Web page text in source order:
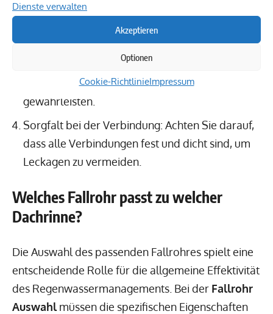
Dienste verwalten
Akzeptieren
Optionen
Cookie-RichtlinieImpressum
Messungen vornehmen: Planen Sie die genauen
Das richtige Gefälle: Sorgen Sie dafür, dass das
Fallrohr mit einem leichten Gefälle installiert
wird, um einen optimalen Wasserfluss zu
gewährleisten.
Sorgfalt bei der Verbindung: Achten Sie darauf,
dass alle Verbindungen fest und dicht sind, um
Leckagen zu vermeiden.
Welches Fallrohr passt zu welcher
Dachrinne?
Die Auswahl des passenden Fallrohres spielt eine
entscheidende Rolle für die allgemeine Effektivität
des Regenwassermanagements. Bei der Fallrohr
Auswahlmüssen die spezifischen Eigenschaften